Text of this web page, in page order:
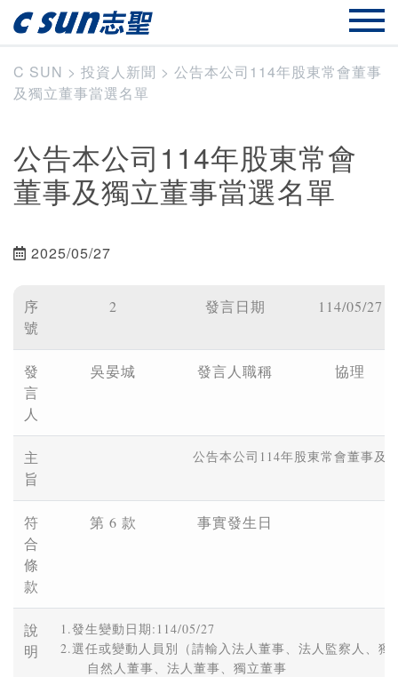
C SUN > 投資人新聞 > 公告本公司114年股東常會董事
及獨立董事當選名單
公告本公司114年股東常會
董事及獨立董事當選名單
2025/05/27
序
號
2 發言日期 114/05/27
發
言
人
吳晏城 發言人職稱 協理
主
旨
公告本公司114年股東常會董事及
符
合
條
款
第 6 款 事實發生日
說
明
1.發生變動日期:114/05/27
2.選任或變動人員別（請輸入法人董事、法人監察人、
自然人董事、法人董事、獨立董事